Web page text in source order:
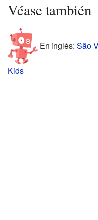
Véase también
En inglés: São
Kids